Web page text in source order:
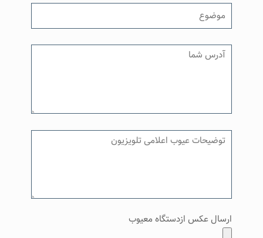
ارسال عکس ازدستگاه معیوب